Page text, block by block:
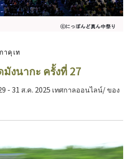
าคุเท
งนากะ ครั้งที่ 27
- 31 ส.ค. 2025 เทศกาลออนไลน์/ ของ